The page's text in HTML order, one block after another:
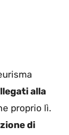
alla
proprio lì.
di